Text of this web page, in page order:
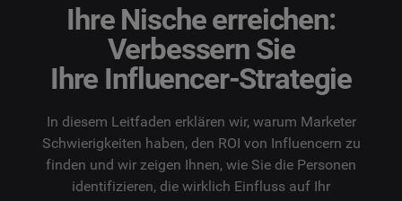
Ihre Nische erreichen:
Verbessern Sie
Ihre Influencer-Strategie
In diesem Leitfaden erklären wir, warum Marketer
Schwierigkeiten haben, den ROI von Influencern zu
finden und wir zeigen Ihnen, wie Sie die Personen
identifizieren, die wirklich Einfluss auf Ihr